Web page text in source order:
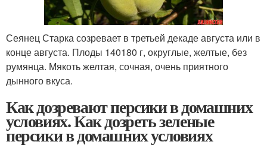
Сеянец Старка созревает в третьей декаде августа или в
конце августа. Плоды 140180 г, округлые, желтые, без
румянца. Мякоть желтая, сочная, очень приятного
дынного вкуса.
Как дозревают персики в домашних
условиях. Как дозреть зеленые
персики в домашних условиях